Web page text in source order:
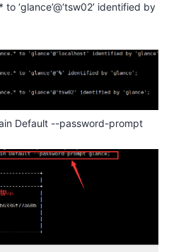
‘glance’@‘tsw02’ identified by
Default --password-prompt